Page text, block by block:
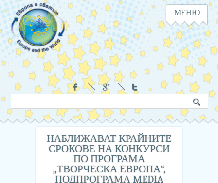
Навигация
МЕНЮ
Социални
в
сайта
дума
НАБЛИЖАВАТ КРАЙНИТЕ
СРОКОВЕ НА КОНКУРСИ
ПО ПРОГРАМА
„ТВОРЧЕСКА ЕВРОПА“,
ПОДПРОГРАМА MEDIA